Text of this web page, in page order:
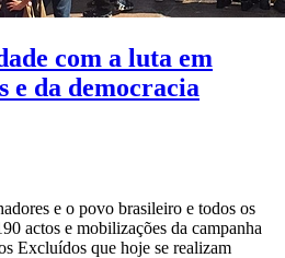
com a luta em
e da democracia
e o povo brasileiro e todos os
actos e mobilizações da campanha
Excluídos que hoje se realizam